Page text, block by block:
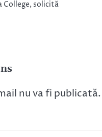
College, solicită
nu va fi publicată.